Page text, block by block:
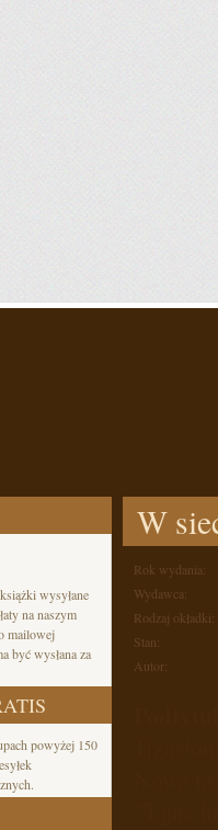
wysyłane
na naszym
mailowej
być wysłana za
powyżej 150
W
Rok wydania:
Wydawca:
Rodzaj okładki:
Stan:
Autor: